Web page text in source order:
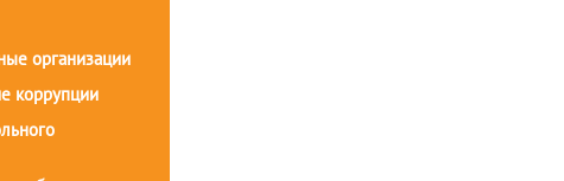
организации
коррупции